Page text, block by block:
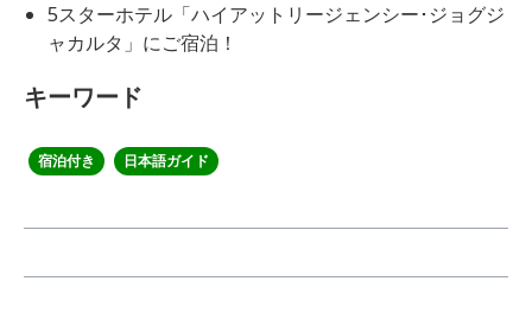
5スターホテル「ハイアットリージェンシー･ジョグジ
ャカルタ」にご宿泊！
キーワード
宿泊付き 日本語ガイド